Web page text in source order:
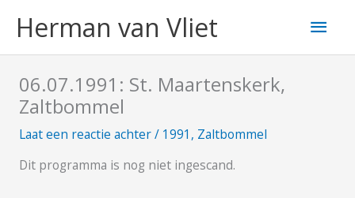
naarHerman van Vliet
06.07.1991: St. Maartenskerk,
Zaltbommel
Laat een reactie achter/ 1991 , Zaltbommel
Dit programma is nog niet ingescand.